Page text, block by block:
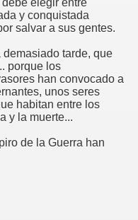
elegir entre
y conquistada
salvar a sus gentes.
demasiado tarde, que
porque los
han convocado a
unos seres
habitan entre los
y la muerte...
de la Guerra han